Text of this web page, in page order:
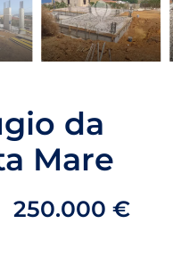
da
Mare
250.000 €